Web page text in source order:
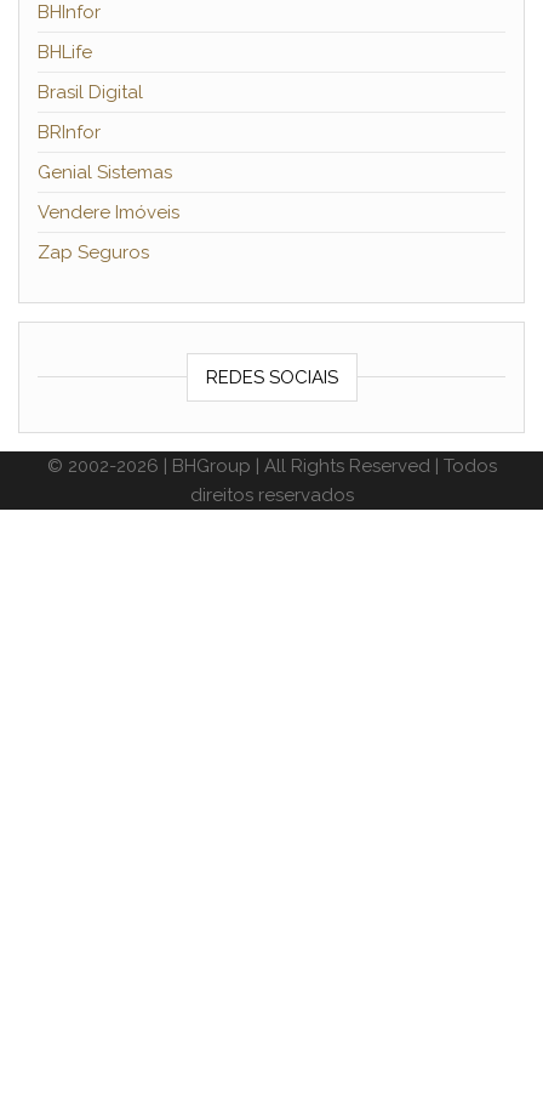
BHInfor
BHLife
Brasil Digital
BRInfor
Genial Sistemas
Vendere Imóveis
Zap Seguros
REDES SOCIAIS
© 2002-2026 | BHGroup | All Rights Reserved | Todos
direitos reservados